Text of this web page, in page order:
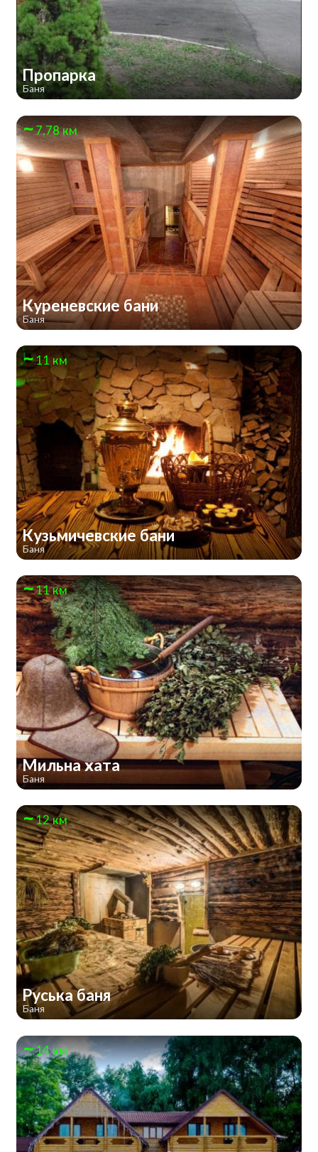
Пропарка
Баня
7.78 км
Куреневские бани
Баня
11 км
Кузьмичевские бани
Баня
11 км
Мильна хата
Баня
12 км
Руська баня
Баня
14 км